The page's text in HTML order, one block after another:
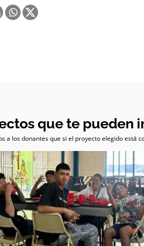
que te pueden
a los donantes que si el proyecto elegido está